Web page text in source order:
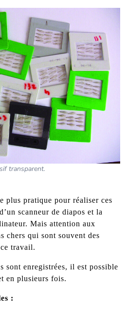
transparent.
plus pratique pour réaliser ces
scanneur de diapos et la
Mais attention aux
chers qui sont souvent des
travail.
sont enregistrées, il est possible
en plusieurs fois.
: